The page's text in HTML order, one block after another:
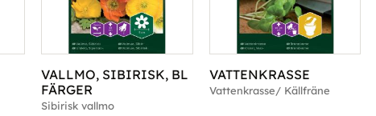
VALLMO, SIBIRISK, BL
FÄRGER
Sibirisk vallmo
VATTENKRASSE
Vattenkrasse/ Källfräne